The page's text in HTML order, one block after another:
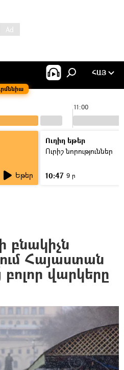
ՀԱՅ
11:00
Եթեր
Ուղիղ եթեր
Ուրիշ նորություններ
10:47 9 ր
Հայաստան
վարկերը